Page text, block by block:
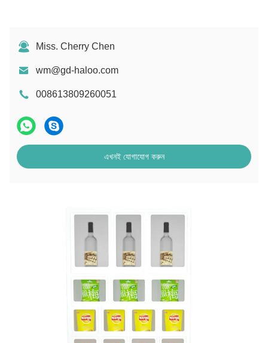
Miss. Cherry Chen
wm@gd-haloo.com
008613809260051
এখনই যোগাযোগ করুন